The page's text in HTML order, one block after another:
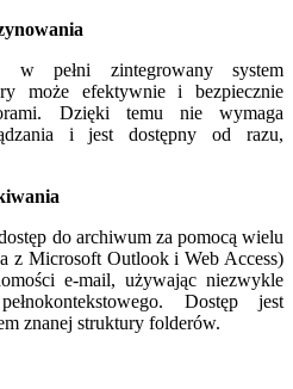
w pełni zintegrowany system
może efektywnie i bezpiecznie
Dzięki temu nie wymaga
i jest dostępny od razu,
do archiwum za pomocą wielu
z Microsoft Outlook i Web Access)
e-mail, używając niezwykle
Dostęp jest
znanej struktury folderów.